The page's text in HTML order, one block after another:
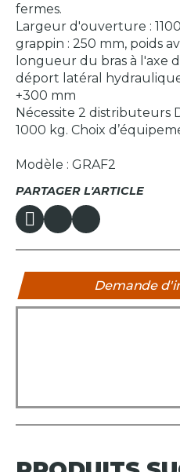
PARTAGER L'ARTICLE
fermes.
Largeur d'ouverture :
grappin : 250 mm, poids
longueur du bras à l'axe
déport latéral
+300 mm
Nécessite 2 distributeurs
1000 kg. Choix
Modèle : GRAF2
Demande